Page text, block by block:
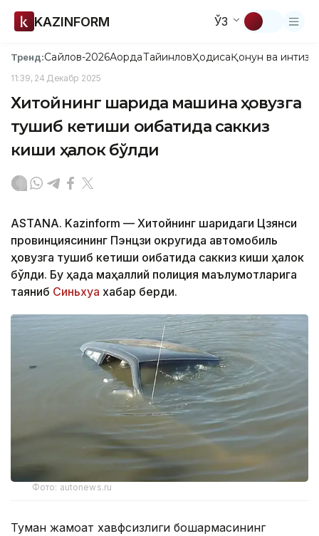
KAZINFORM ЎЗ
Тренд:Сайлов-2026АқордаТайинловҲодисаҚонун ва
11:39, 24 Декабр 2025
Хитойнинг шарқида машина ҳовузга
тушиб кетиши оқибатида саккиз
киши ҳалок бўлди
ASTANA. Kazinform — Хитойнинг шарқидаги Цзянси
провинциясининг Пэнцзи округида автомобиль
ҳовузга тушиб кетиши оқибатида саккиз киши ҳалок
бўлди. Бу ҳақда маҳаллий полиция маълумотларига
таяниб Синьхуа хабар берди.
Фото: autonews.ru
Туман жамоат хавфсизлиги бошқармасининг